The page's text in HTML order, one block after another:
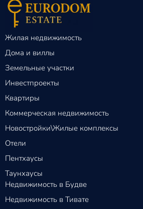
Жилая недвижимость
Дома и виллы
Земельные участки
Инвестпроекты
Квартиры
Коммерческая недвижимость
Новостройки\Жилые комплексы
Отели
Пентхаусы
Таунхаусы
Недвижимость в Будве
Недвижимость в Тивате